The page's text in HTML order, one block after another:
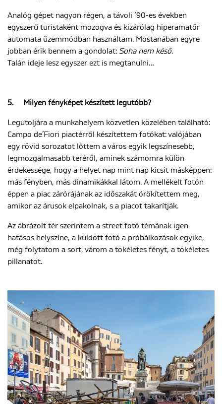
Analóg gépet nagyon régen, a távoli ‘90-es években
egyszerű turistaként mozogva és kizárólag hiperamatőr
automata üzemmódban használtam. Mostanában egyre
jobban érik bennem a gondolat: Soha nem késő.
Talán ideje lesz egyszer ezt is megtanulni…
5. Milyen fényképet készített legutóbb?
Legutoljára a munkahelyem közvetlen közelében található:
Campo de’Fiori piactérről készítettem fotókat: valójában
egy rövid sorozatot lőttem a város egyik legszínesebb,
legmozgalmasabb teréről, aminek számomra külön
érdekessége, hogy a helyet nap mint nap kicsit másképpen:
más fényben, más dinamikákkal látom. A mellékelt fotón
éppen a piac zárórájának az időszakát örökítettem meg,
amikor az árusok elpakolnak, s a piacot takarítják.
Az ábrázolt tér szerintem a street fotó témának igen
hatásos helyszíne, a küldött fotó a próbálkozások egyike,
még folytatom a sort, várom a tökéletes fényt, a tökéletes
pillanatot.